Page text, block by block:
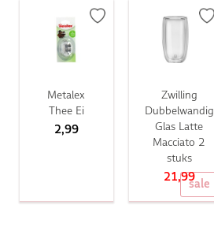
Metalex
Thee Ei
2,99
sale
Zwilling
Dubbelwandig
Glas Latte
Macciato 2
stuks
21,99